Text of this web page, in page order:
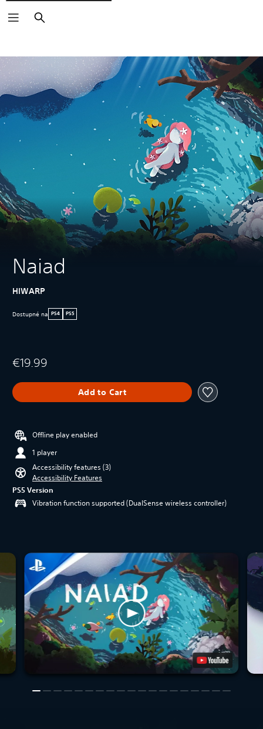
Vyhľadať
Naiad
HIWARP
Dostupné na PS4 PS5
€19.99
Add to Cart
Offline play enabled
1 player
Accessibility features (3)
Accessibility Features
PS5 Version
Vibration function supported (DualSense wireless controller)